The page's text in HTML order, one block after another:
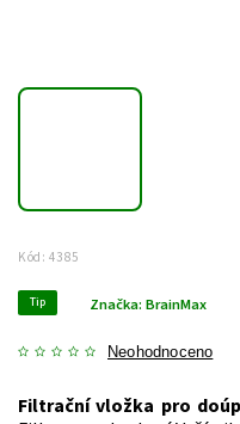
Kód: 4385
Tip
Neohodnoceno
Značka: BrainMax
Filtrační vložka pro